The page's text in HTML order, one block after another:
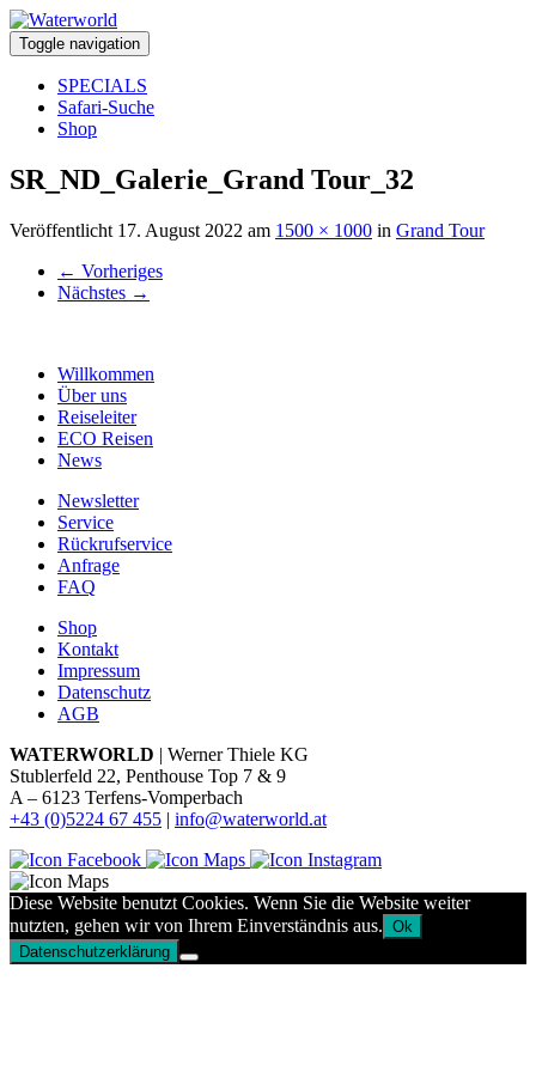
Toggle navigation
SPECIALS
Safari-Suche
Shop
SR_ND_Galerie_Grand Tour_32
Veröffentlicht 17. August 2022 am 1500 × 1000 in Grand Tour
← Vorheriges
Nächstes →
Willkommen
Über uns
Reiseleiter
ECO Reisen
News
Newsletter
Service
Rückrufservice
Anfrage
FAQ
Shop
Kontakt
Impressum
Datenschutz
AGB
WATERWORLD | Werner Thiele KG
Stublerfeld 22, Penthouse Top 7 & 9
A – 6123 Terfens-Vomperbach
+43 (0)5224 67 455 | info@waterworld.at
Diese Website benutzt Cookies. Wenn Sie die Website weiter
nutzten, gehen wir von Ihrem Einverständnis aus. Ok
Datenschutzerklärung